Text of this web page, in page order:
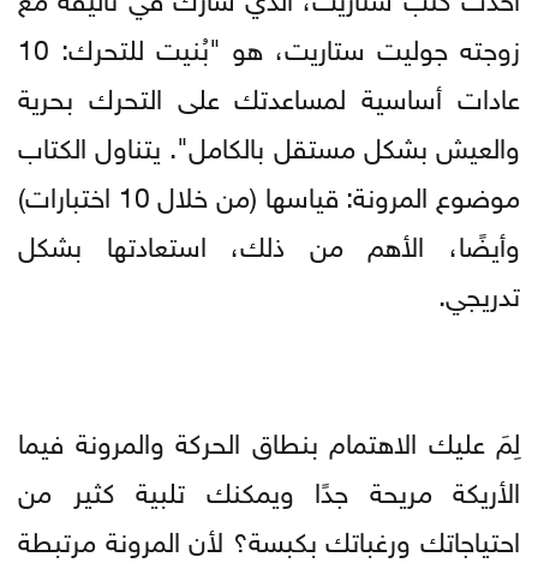
زوجته جوليت ستاريت، هو "بُنيت للتحرك: 10
عادات أساسية لمساعدتك على التحرك بحرية
والعيش بشكل مستقل بالكامل". يتناول الكتاب
موضوع المرونة: قياسها (من خلال 10 اختبارات)
وأيضًا، الأهم من ذلك، استعادتها بشكل
تدريجي.
لِمَ عليك الاهتمام بنطاق الحركة والمرونة فيما
الأريكة مريحة جدًا ويمكنك تلبية كثير من
احتياجاتك ورغباتك بكبسة؟ لأن المرونة مرتبطة